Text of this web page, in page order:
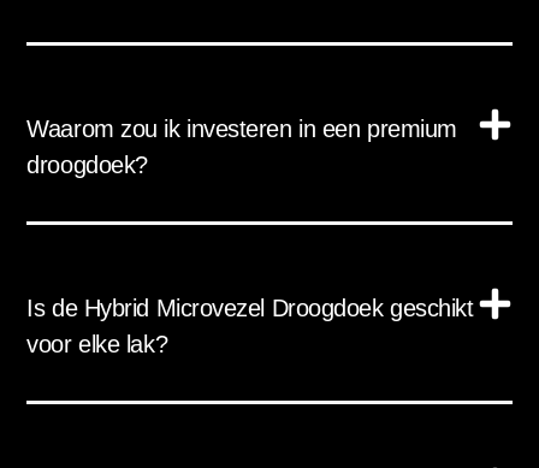
Waarom zou ik investeren in een premium
droogdoek?
Is de Hybrid Microvezel Droogdoek geschikt
voor elke lak?